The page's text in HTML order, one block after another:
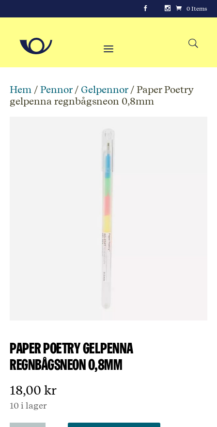
0 Items
Hem / Pennor/ Gelpennor/ Paper Poetry
gelpenna regnbågsneon 0,8mm
Paper Poetry gelpenna
regnbågsneon 0,8mm
18,00 kr
10 i lager